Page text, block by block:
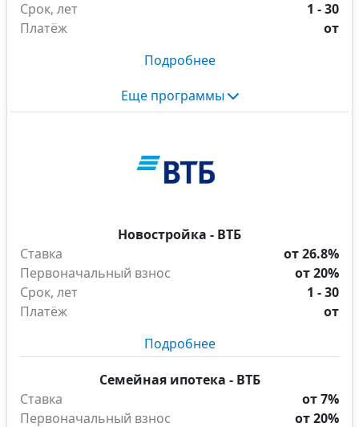
Срок, лет
1 - 30
Платёж
от
Подробнее
Еще программы
Новостройка - ВТБ
Ставка
от 26.8%
Первоначальный взнос
от 20%
Срок, лет
1 - 30
Платёж
от
Подробнее
Семейная ипотека - ВТБ
Ставка
от 7%
Первоначальный взнос
от 20%